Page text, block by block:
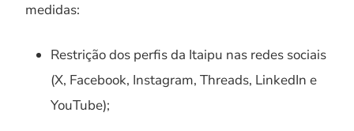
medidas:
Restrição dos perfis da Itaipu nas redes sociais
(X, Facebook, Instagram, Threads, LinkedIn e
YouTube);